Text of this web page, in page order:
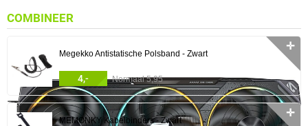
COMBINEER
Megekko Antistatische Polsband - Zwart
4,- Normaal 5,95
✛
MEMONKY Kabelbinders - Zwart
✛